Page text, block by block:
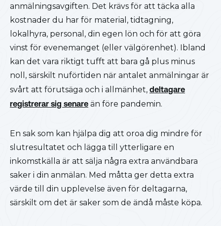
anmälningsavgiften. Det krävs för att täcka alla
kostnader du har för material, tidtagning,
lokalhyra, personal, din egen lön och för att göra
vinst för evenemanget (eller välgörenhet). Ibland
kan det vara riktigt tufft att bara gå plus minus
noll, särskilt nuförtiden när antalet anmälningar är
svårt att förutsäga och i allmänhet, deltagare
registrerar sig senare än före pandemin.
En sak som kan hjälpa dig att oroa dig mindre för
slutresultatet och lägga till ytterligare en
inkomstkälla är att sälja några extra användbara
saker i din anmälan. Med måtta ger detta extra
värde till din upplevelse även för deltagarna,
särskilt om det är saker som de ändå måste köpa.